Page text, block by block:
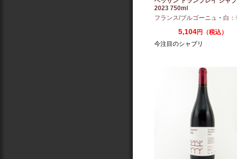
2023 750ml
フランス/ブルゴーニュ ・ 白：
5,104円（税込）
今注目のシャブリ